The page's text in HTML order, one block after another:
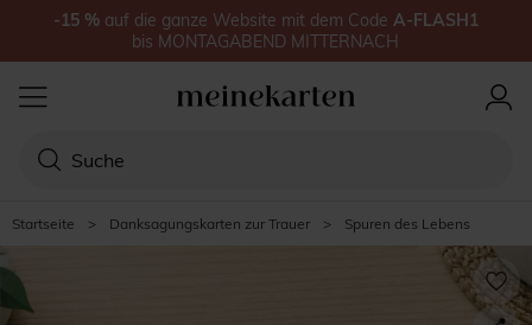
Startseite > Danksagungskarten zur Trauer > Spuren des Lebens
-15 % auf die ganze Website mit dem Code A-FLASH1
bis MONTAGABEND MITTERNACH